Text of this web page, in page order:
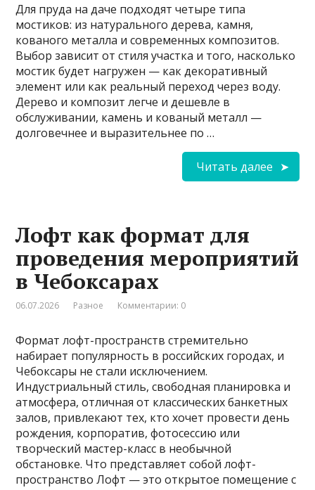
Для пруда на даче подходят четыре типа
мостиков: из натурального дерева, камня,
кованого металла и современных композитов.
Выбор зависит от стиля участка и того, насколько
мостик будет нагружен — как декоративный
элемент или как реальный переход через воду.
Дерево и композит легче и дешевле в
обслуживании, камень и кованый металл —
долговечнее и выразительнее по …
Читать далее
Лофт как формат для
проведения мероприятий
в Чебоксарах
06.07.2026 Разное Комментарии: 0
Формат лофт-пространств стремительно
набирает популярность в российских городах, и
Чебоксары не стали исключением.
Индустриальный стиль, свободная планировка и
атмосфера, отличная от классических банкетных
залов, привлекают тех, кто хочет провести день
рождения, корпоратив, фотосессию или
творческий мастер-класс в необычной
обстановке. Что представляет собой лофт-
пространство Лофт — это открытое помещение с